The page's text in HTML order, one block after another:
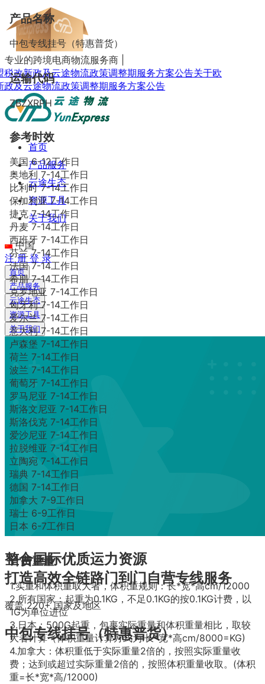
专业的跨境电商物流服务商
政及云途物流政策调整期服务方案公告关于欧
途物流政策调整期服务方案公告
首页
产品服务
云途生态
资源工具
关于我们
中国
注 册登 录
首页
产品服务
云途生态
资源工具
关于我们
整合国际优质运力资源
打造高效全链路门到门自营专线服务
覆盖220+国家及地区
中包专线挂号（特惠普货）
产品名称
中包专线挂号（特惠普货）
运输代码
ZBZXRPH
参考时效
美国 6-12工作日
奥地利 7-14工作日
比利时 7-14工作日
保加利亚 7-14工作日
捷克 7-14工作日
丹麦 7-14工作日
西班牙 7-14工作日
芬兰 7-14工作日
法国 7-14工作日
希腊 7-14工作日
克罗地亚 7-14工作日
匈牙利 7-14工作日
爱尔兰 7-14工作日
意大利 7-14工作日
卢森堡 7-14工作日
荷兰 7-14工作日
波兰 7-14工作日
葡萄牙 7-14工作日
罗马尼亚 7-14工作日
斯洛文尼亚 7-14工作日
斯洛伐克 7-14工作日
爱沙尼亚 7-14工作日
拉脱维亚 7-14工作日
立陶宛 7-14工作日
瑞典 7-14工作日
德国 7-14工作日
加拿大 7-9工作日
瑞士 6-9工作日
日本 6-7工作日
计费重量
1.实重和体积重取大者，体积重规则：长*宽*高cm/12000
2.所有国家：起重为0.1KG，不足0.1KG的按0.1KG计费，以
1G为单位进位
3.日本：500G起重，包裹实际重量和体积重量相比，取较
大者计算（体积重量计算方式为:长*宽*高cm/8000=KG)
4.加拿大：体积重低于实际重量2倍的，按照实际重量收
费；达到或超过实际重量2倍的，按照体积重量收取。(体积
重=长*宽*高/12000)